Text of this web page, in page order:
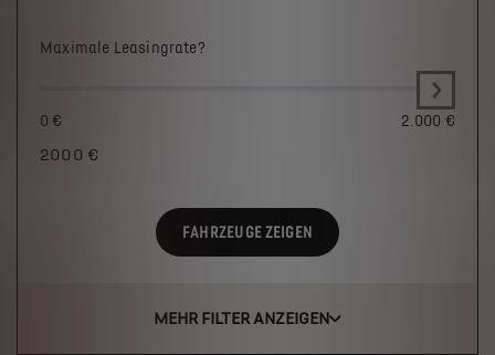
Maximale Leasingrate?
0 € 2.000 €
2000 €
FAHRZEUGE ZEIGEN
MEHR FILTER ANZEIGEN